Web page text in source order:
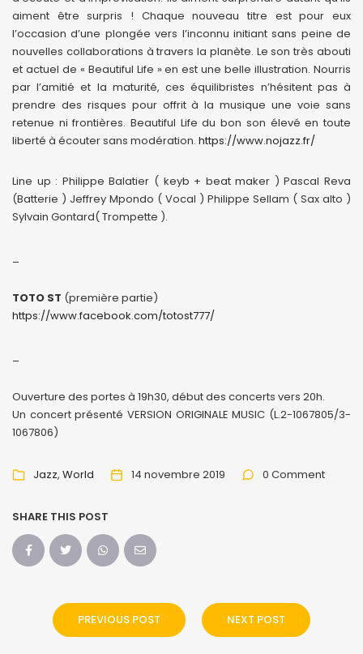
aiment être surpris ! Chaque nouveau titre est pour eux
l’occasion d’une plongée vers l’inconnu initiant sans peine de
nouvelles collaborations à travers la planète. Le son très abouti
et actuel de « Beautiful Life » en est une belle illustration. Nourris
par l’amitié et la maturité, ces équilibristes n’hésitent pas à
prendre des risques pour offrit à la musique une voie sans
retenue ni frontières. Beautiful Life du bon son élevé en toute
liberté à écouter sans modération. https://www.nojazz.fr/
Line up : Philippe Balatier ( keyb + beat maker ) Pascal Reva
(Batterie ) Jeffrey Mpondo ( Vocal ) Philippe Sellam ( Sax alto )
Sylvain Gontard( Trompette ).
TOTO ST (première partie)
https://www.facebook.com/totost777/
Ouverture des portes à 19h30, début des concerts vers 20h.
Un concert présenté VERSION ORIGINALE MUSIC (L.2-1067805/3-
1067806)
Jazz World 14 novembre 2019 0 Comment
SHARE THIS POST
PREVIOUS POST NEXT POST